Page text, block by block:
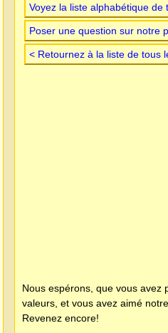
Voyez la liste alphabétique de
Poser une question sur notre
< Retournez à la liste de tous
Nous espérons, que vous avez
valeurs, et vous avez aimé
Revenez encore!